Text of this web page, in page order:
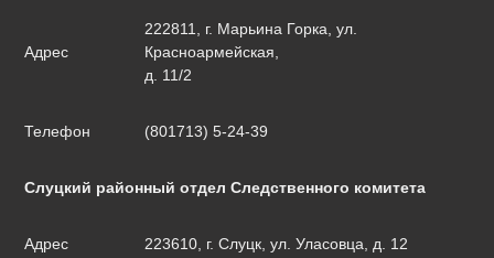
Адрес
222811, г. Марьина Горка, ул.
Красноармейская,
д. 11/2
Телефон (801713) 5-24-39
Слуцкий районный отдел Следственного комитета
Адрес 223610, г. Слуцк, ул. Уласовца, д. 12